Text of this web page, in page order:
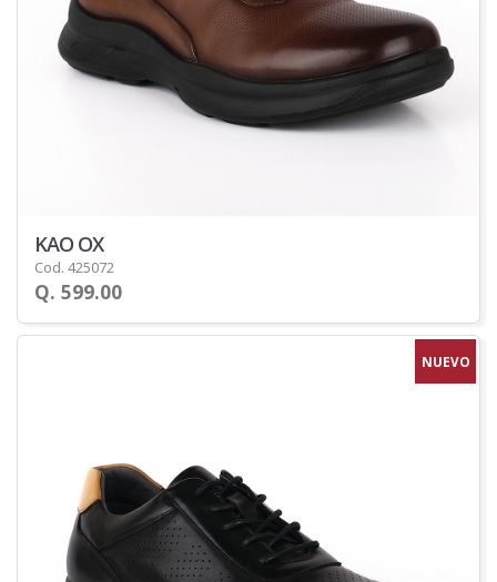
KAO OX
Cod. 425072
Q. 599.00
NUEVO